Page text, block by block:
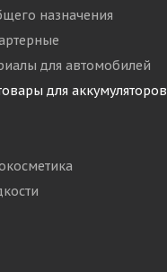
назначения
для автомобилей
для аккумуляторов